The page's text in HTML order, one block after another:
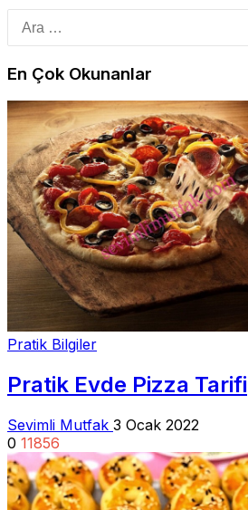
En Çok Okunanlar
Pratik Bilgiler
Pratik Evde Pizza Tarifi
Sevimli Mutfak 3 Ocak 2022
0 11856